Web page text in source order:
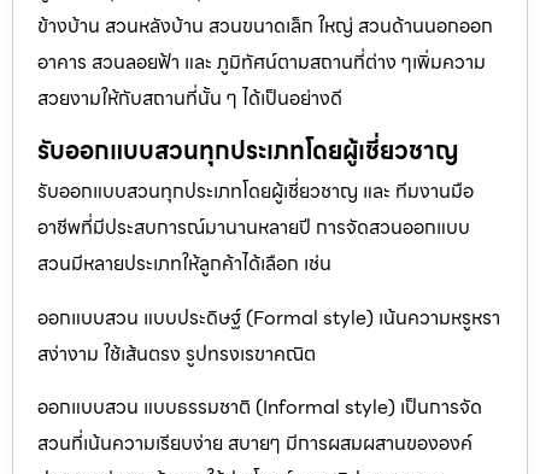
ข้างบ้าน สวนหลังบ้าน สวนขนาดเล็ก ใหญ่ สวนด้านนอกออก
อาคาร สวนลอยฟ้า และ ภูมิทัศน์ตามสถานที่ต่าง ๆเพิ่มความ
สวยงามให้กับสถานที่นั้น ๆ ได้เป็นอย่างดี
รับออกแบบสวนทุกประเภทโดยผู้เชี่ยวชาญ
รับออกแบบสวนทุกประเภทโดยผู้เชี่ยวชาญ และ ทีมงานมือ
อาชีพที่มีประสบการณ์มานานหลายปี การจัดสวนออกแบบ
สวนมีหลายประเภทให้ลูกค้าได้เลือก เช่น
ออกแบบสวน แบบประดิษฐ์ (Formal style) เน้นความหรูหรา
สง่างาม ใช้เส้นตรง รูปทรงเรขาคณิต
ออกแบบสวน แบบธรรมชาติ (Informal style) เป็นการจัด
สวนที่เน้นความเรียบง่าย สบายๆ มีการผสมผสานขององค์